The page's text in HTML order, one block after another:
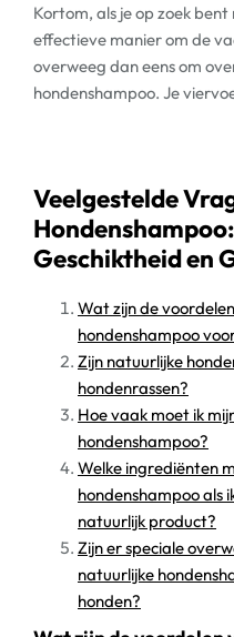
Kortom, als je op zoek
effectieve manier om de
overweeg dan eens om
hondenshampoo. Je
Veelgestelde
Geschiktheid en
Wat zijn de
hondenshampoo
Zijn natuurlijke
hondenrassen?
Hoe vaak moet ik
hondenshampoo?
Welke ingrediënten
hondenshampoo als
natuurlijk product?
Zijn er speciale
natuurlijke
honden?